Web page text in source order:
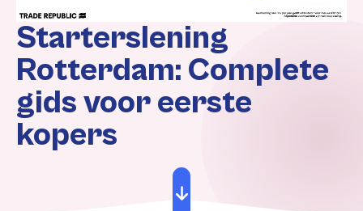
Starterslening
Rotterdam: Complete
gids voor eerste
kopers